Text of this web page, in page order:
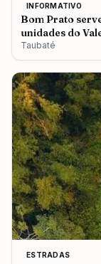
INFORMATIVO
Bom Prato
unidades do
Taubaté
ESTRADAS